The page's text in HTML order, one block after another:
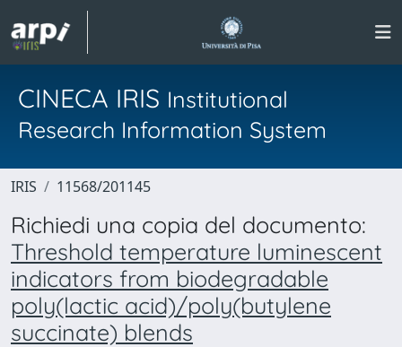
CINECA IRIS Institutional
Research Information System
IRIS 11568/201145
Richiedi una copia del documento:
Threshold temperature luminescent
indicators from biodegradable
poly(lactic acid)/poly(butylene
succinate) blends